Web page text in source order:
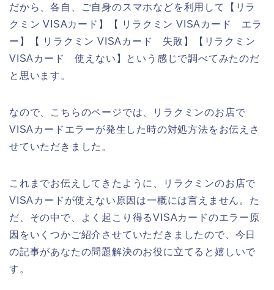
だから、各自、ご自身のスマホなどを利用して【リラ
クミン VISAカード】【 リラクミン VISAカード エラ
ー】【 リラクミン VISAカード 失敗】【リラクミン
VISAカード 使えない】という感じで調べてみたのだ
と思います。
なので、こちらのページでは、リラクミンのお店で
VISAカードエラーが発生した時の対処方法をお伝えさ
せていただきました。
これまでお伝えしてきたように、リラクミンのお店で
VISAカードが使えない原因は一概には言えません。た
だ、その中で、よく起こり得るVISAカードのエラー原
因をいくつかご紹介させていただきましたので、今日
の記事があなたの問題解決のお役に立てると嬉しいで
す。